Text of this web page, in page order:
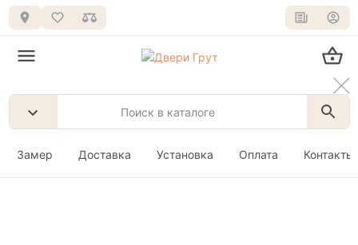
Замер Доставка Установка Оплата Контакты